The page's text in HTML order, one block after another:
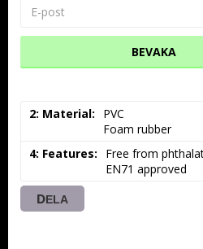
BEVAKA
2: Material
PVC
Foam rubber
4: Features
Free from
EN71 approved
DELA